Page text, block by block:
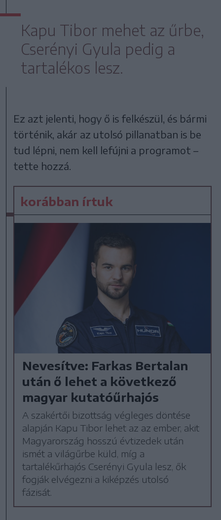
Kapu Tibor mehet az űrbe,
Cserényi Gyula pedig a
tartalékos lesz.
Ez azt jelenti, hogy ő is felkészül, és bármi
történik, akár az utolsó pillanatban is be
tud lépni, nem kell lefújni a programot –
tette hozzá.
korábban írtuk
Nevesítve: Farkas Bertalan
után ő lehet a következő
magyar kutatóűrhajós
A szakértői bizottság végleges döntése
alapján Kapu Tibor lehet az az ember, akit
Magyarország hosszú évtizedek után
ismét a világűrbe küld, míg a
tartalékűrhajós Cserényi Gyula lesz, ők
fogják elvégezni a kiképzés utolsó
fázisát.